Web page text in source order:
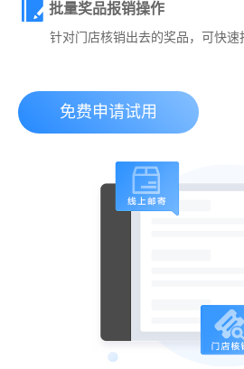
批量奖品报销操作
针对门店核销出去的奖品，可快速
免费申请试用